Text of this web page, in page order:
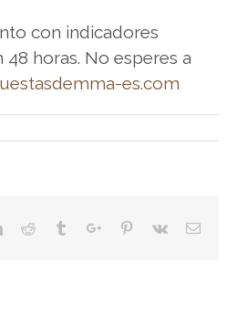
con indicadores
horas. No esperes a
es.com
LinkedinReddit TumblrGoogle+Pinterest
Vk Email